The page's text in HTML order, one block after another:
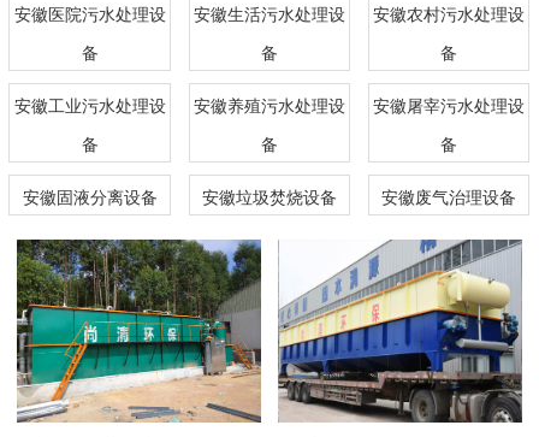
安徽医院污水处理设
备
安徽生活污水处理设
备
安徽农村污水处理设
备
安徽工业污水处理设
备
安徽养殖污水处理设
备
安徽屠宰污水处理设
备
安徽固液分离设备 安徽垃圾焚烧设备 安徽废气治理设备